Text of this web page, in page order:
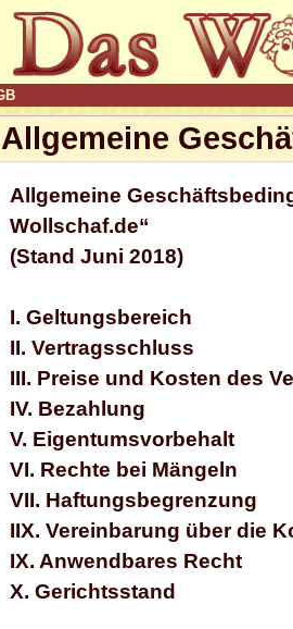
Allgemeine
Allgemeine
Wollschaf.de“
(Stand Juni 2018)
I. Geltungsbereich
II. Vertragsschluss
III. Preise und Kosten des
IV. Bezahlung
V. Eigentumsvorbehalt
VI. Rechte bei Mängeln
VII. Haftungsbegrenzung
IIX. Vereinbarung über die
IX. Anwendbares Recht
X. Gerichtsstand